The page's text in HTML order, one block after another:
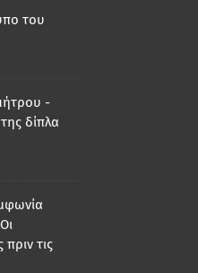
του
-
δίπλα
τις